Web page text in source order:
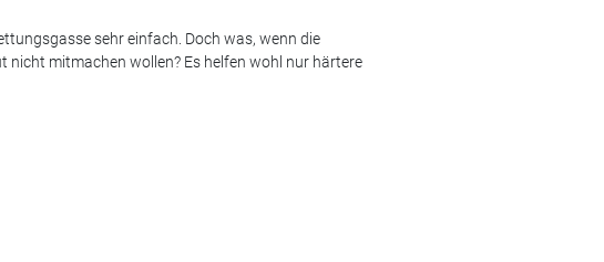
sehr einfach. Doch was, wenn die
mitmachen wollen? Es helfen wohl nur härtere